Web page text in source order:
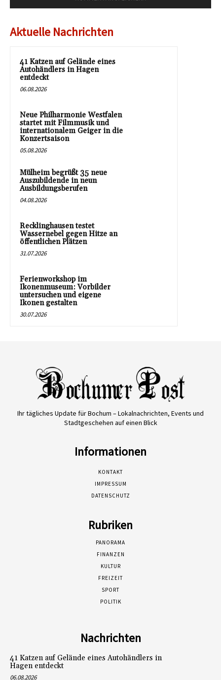
Aktuelle Nachrichten
41 Katzen auf Gelände eines
Autohändlers in Hagen
entdeckt
06.08.2026
Neue Philharmonie Westfalen
startet mit Filmmusik und
internationalem Geiger in die
Konzertsaison
05.08.2026
Mülheim begrüßt 35 neue
Auszubildende in neun
Ausbildungsberufen
04.08.2026
Recklinghausen testet
Wassernebel gegen Hitze an
öffentlichen Plätzen
31.07.2026
Ferienworkshop im
Ikonenmuseum: Vorbilder
untersuchen und eigene
Ikonen gestalten
30.07.2026
Ihr tägliches Update für Bochum – Lokalnachrichten, Events und
Stadtgeschehen auf einen Blick
Informationen
KONTAKT
IMPRESSUM
DATENSCHUTZ
Rubriken
PANORAMA
FINANZEN
KULTUR
FREIZEIT
SPORT
POLITIK
Nachrichten
41 Katzen auf Gelände eines Autohändlers in
Hagen entdeckt
06.08.2026